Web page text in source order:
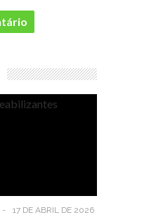
- 17 DE ABRIL DE 2026